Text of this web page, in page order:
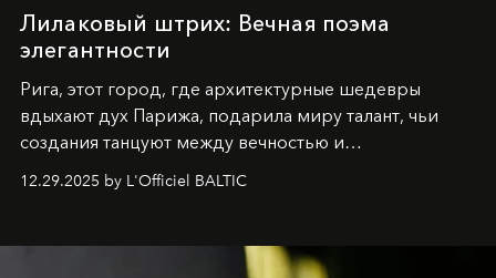
Лилаковый штрих: Вечная поэма
элегантности
Рига, этот город, где архитектурные шедевры
вдыхают дух Парижа, подарила миру талант, чьи
создания танцуют между вечностью и
современностью.
12.29.2025 by L'Officiel BALTIC